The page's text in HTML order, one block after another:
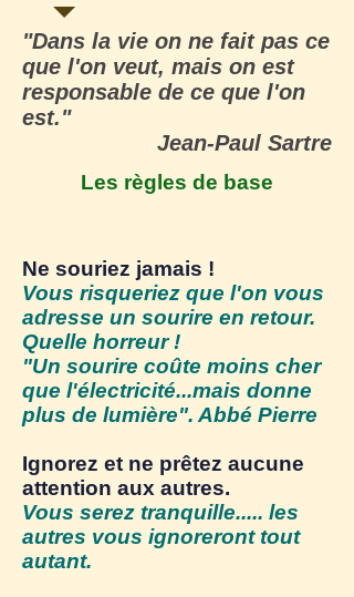
"Dans la vie on ne fait pas ce
que l'on veut, mais on est
responsable de ce que l'on
est."
Jean-Paul Sartre
Les règles de base
Ne souriez jamais !
Vous risqueriez que l'on vous
adresse un sourire en retour.
Quelle horreur !
"Un sourire coûte moins cher
que l'électricité...mais donne
plus de lumière". Abbé Pierre
Ignorez et ne prêtez aucune
attention aux autres.
Vous serez tranquille..... les
autres vous ignoreront tout
autant.